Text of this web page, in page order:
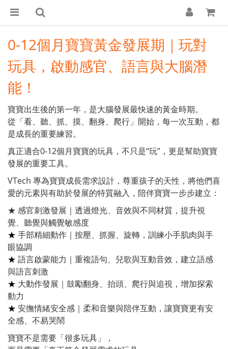
0-12個月寶寶黃金發展期｜玩對
玩具，啟動感官、語言與大腦潛
能！
寶寶出生後的第一年，是大腦發展最快速的黃金時期。
從「看、聽、抓、摸、翻身、爬行」開始，每一次互動，都
是成長的重要練習。
真正適合0-12個月寶寶的玩具，不只是“玩”，更是幫助寶寶
發展的重要工具。
VTech 專為寶寶成長需求設計，尊重孩子的天性，將他們喜
愛的元素與有助於發展的特質融入，陪伴寶寶一步步建立：
★ 感官刺激發展｜透過燈光、音效與不同材質，提升視
覺、聽覺與觸覺敏感度
★ 手部精細動作｜按壓、抓握、旋轉，訓練小手肌肉與手
眼協調
★ 語言啟蒙能力｜重複語句、兒歌與互動音效，建立語感
與語言刺激
★ 大動作發展｜鼓勵翻身、抬頭、爬行與追視，增加探索
動力
★ 安撫情緒安全感｜柔和音樂與陪伴互動，讓寶寶更有安
全感、不易哭鬧
寶寶不是需要「很多玩具」，